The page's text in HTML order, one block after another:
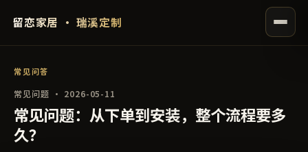
留恋家居 · 瑞溪定制
常见问答
常见问题 · 2026-05-11
常见问题：从下单到安装，整个流程要多
久？